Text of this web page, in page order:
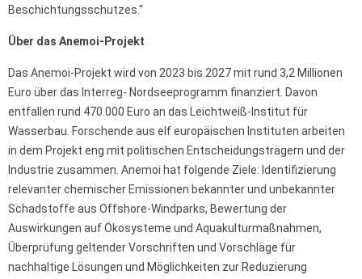
Beschichtungsschutzes.“
Über das Anemoi-Projekt
Das Anemoi-Projekt wird von 2023 bis 2027 mit rund 3,2 Millionen
Euro über das Interreg- Nordseeprogramm finanziert. Davon
entfallen rund 470.000 Euro an das Leichtweiß-Institut für
Wasserbau. Forschende aus elf europäischen Instituten arbeiten
in dem Projekt eng mit politischen Entscheidungsträgern und der
Industrie zusammen. Anemoi hat folgende Ziele: Identifizierung
relevanter chemischer Emissionen bekannter und unbekannter
Schadstoffe aus Offshore-Windparks, Bewertung der
Auswirkungen auf Ökosysteme und Aquakulturmaßnahmen,
Überprüfung geltender Vorschriften und Vorschläge für
nachhaltige Lösungen und Möglichkeiten zur Reduzierung